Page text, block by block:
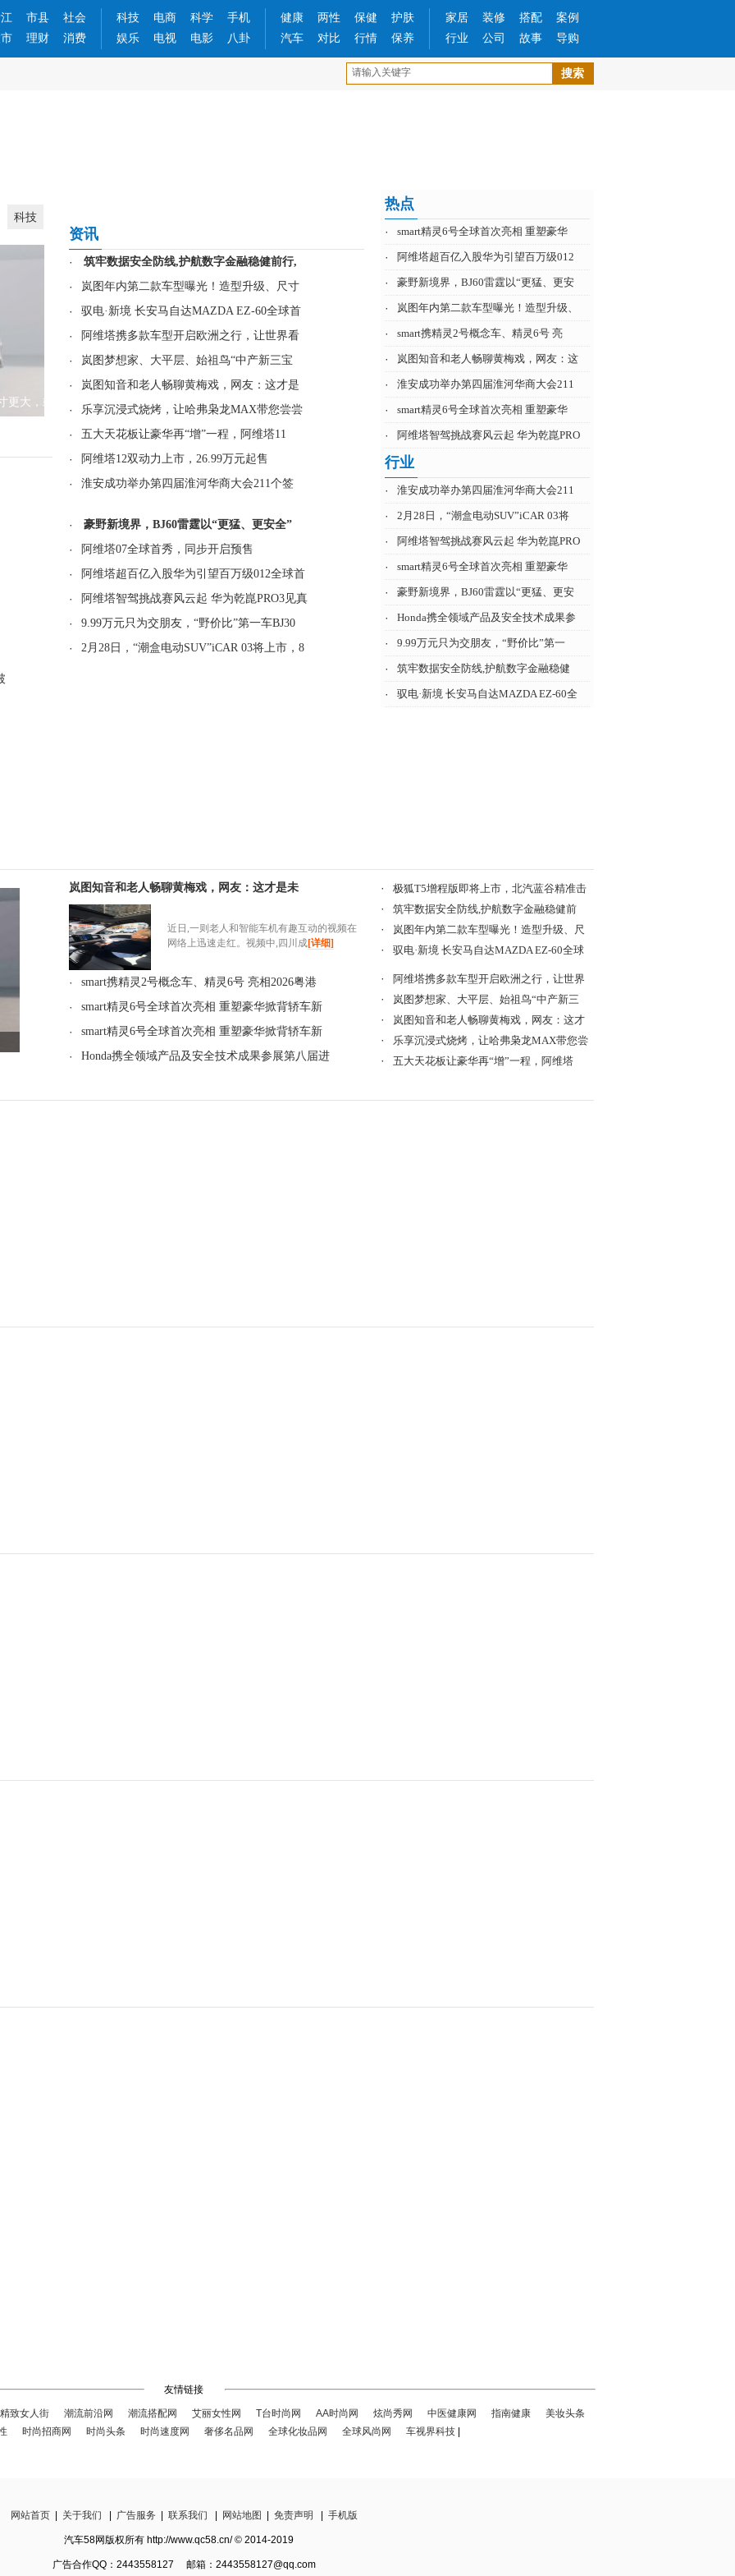
市县
社会
理财 消费
科技 电商 科学
手机
娱乐
电视 电影 八卦
健康 两性 保健
护肤
汽车
对比 行情 保养
家居 装修 搭配
案例
行业
公司 故事 导购
科技
大，或
资讯
· 筑牢数据安全防线,护航数字金融稳健前行,
· 岚图年内第二款车型曝光！造型升级、尺寸
· 驭电·新境 长安马自达MAZDA EZ-60全球首
· 阿维塔携多款车型开启欧洲之行，让世界看
· 岚图梦想家、大平层、始祖鸟“中产新三宝
· 岚图知音和老人畅聊黄梅戏，网友：这才是
· 乐享沉浸式烧烤，让哈弗枭龙MAX带您尝尝
· 五大天花板让豪华再“增”一程，阿维塔11
· 阿维塔12双动力上市，26.99万元起售
· 淮安成功举办第四届淮河华商大会211个签
· 豪野新境界，BJ60雷霆以“更猛、更安全”
· 阿维塔07全球首秀，同步开启预售
· 阿维塔超百亿入股华为引望百万级012全球首
· 阿维塔智驾挑战赛风云起 华为乾崑PRO3见真
· 9.99万元只为交朋友，“野价比”第一车BJ30
· 2月28日，“潮盒电动SUV”iCAR 03将上市，8
热点
· smart精灵6号全球首次亮相 重塑豪华
· 阿维塔超百亿入股华为引望百万级012
· 豪野新境界，BJ60雷霆以“更猛、更安
· 岚图年内第二款车型曝光！造型升级、
· smart携精灵2号概念车、精灵6号 亮
· 岚图知音和老人畅聊黄梅戏，网友：这
· 淮安成功举办第四届淮河华商大会211
· smart精灵6号全球首次亮相 重塑豪华
· 阿维塔智驾挑战赛风云起 华为乾崑PRO
行业
· 淮安成功举办第四届淮河华商大会211
· 2月28日，“潮盒电动SUV”iCAR 03将
· 阿维塔智驾挑战赛风云起 华为乾崑PRO
· smart精灵6号全球首次亮相 重塑豪华
· 豪野新境界，BJ60雷霆以“更猛、更安
· Honda携全领域产品及安全技术成果参
· 9.99万元只为交朋友，“野价比”第一
· 筑牢数据安全防线,护航数字金融稳健
· 驭电·新境 长安马自达MAZDA EZ-60全
岚图知音和老人畅聊黄梅戏，网友：这才是未
近日,一则老人和智能车机有趣互动的视频在
网络上迅速走红。视频中,四川成[详细]
· smart携精灵2号概念车、精灵6号 亮相2026粤港
· smart精灵6号全球首次亮相 重塑豪华掀背轿车新
· smart精灵6号全球首次亮相 重塑豪华掀背轿车新
· Honda携全领域产品及安全技术成果参展第八届进
· 极狐T5增程版即将上市，北汽蓝谷精准击
· 筑牢数据安全防线,护航数字金融稳健前
· 岚图年内第二款车型曝光！造型升级、尺
· 驭电·新境 长安马自达MAZDA EZ-60全球
· 阿维塔携多款车型开启欧洲之行，让世界
· 岚图梦想家、大平层、始祖鸟“中产新三
· 岚图知音和老人畅聊黄梅戏，网友：这才
· 乐享沉浸式烧烤，让哈弗枭龙MAX带您尝
· 五大天花板让豪华再“增”一程，阿维塔
友情链接
精致女人街 潮流前沿网 潮流搭配网 艾丽女性网 T台时尚网 AA时尚网 炫尚秀网 中医健康网 指南健康
美妆头条
时尚招商网 时尚头条 时尚速度网 奢侈名品网 全球化妆品网 全球风尚网 车视界科技
网站首页| 关于我们 广告服务 联系我们 网站地图 免责声明 手机版
汽车58网版权所有 http://www.qc58.cn/ © 2014-2019
广告合作QQ：2443558127 邮箱：2443558127@qq.com